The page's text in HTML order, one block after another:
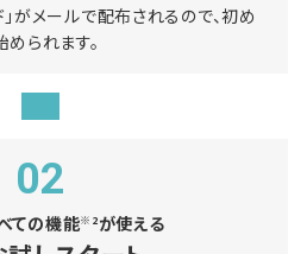
がメールで配布されるので、初め
られます。
02
ての機能※2が使える